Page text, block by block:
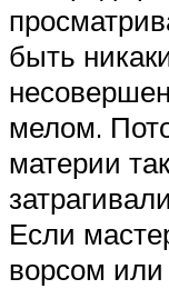
быть
мелом.
материи
Если
ворсом